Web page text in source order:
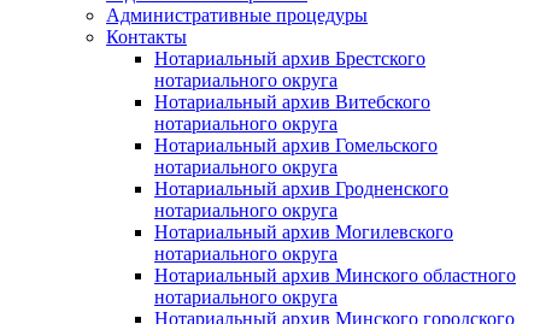
Административные процедуры
Контакты
Нотариальный архив Брестского
нотариального округа
Нотариальный архив Витебского
нотариального округа
Нотариальный архив Гомельского
нотариального округа
Нотариальный архив Гродненского
нотариального округа
Нотариальный архив Могилевского
нотариального округа
Нотариальный архив Минского областного
нотариального округа
Нотариальный архив Минского городского